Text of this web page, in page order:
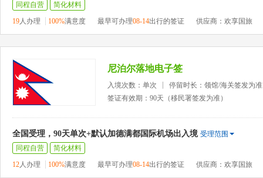
同程自营
简化材料
19人办理 100%满意度 最早可办理08-14出行的签证 供应商：欢享国旅
尼泊尔落地电子签
入境次数：单次
停留时长：领馆/海关签发为准
签证有效期：90天（移民署签发为准）
全国受理，90天单次+默认加德满都国际机场出入境 受理范围
同程自营
简化材料
12人办理 100%满意度 最早可办理08-14出行的签证 供应商：欢享国旅